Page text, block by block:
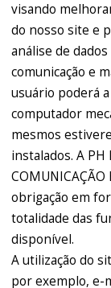
visando
do nosso site e
análise de
comunicação e
usuário poderá
computador
mesmos
instalados. A PH
COMUNICAÇÃO
obrigação em
totalidade das
disponível.
A utilização do
por exemplo,